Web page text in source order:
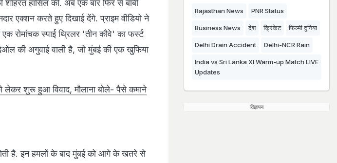
हासिल की. अब एक बार फिर से बॉबी
एक्शन करते हुए दिखाई देंगे. प्राइम वीडियो ने
रोमांचक स्पाई थ्रिलर 'तीन कौवे' का फर्स्ट
देओल की अगुवाई वाली है, जो मुंबई की एक खुफिया
शुरू हुआ विवाद, मौलाना बोले- पैसे कमाने
है. इन हमलों के बाद मुंबई को आगे के खतरे से
Rajasthan News PNR Status
Business News देश क्रिकेट फिल्मी दुनिया
Delhi Drain Accident Delhi-NCR Rain
India vs Sri Lanka XI Warm-up Match LIVE
Updates
विज्ञापन